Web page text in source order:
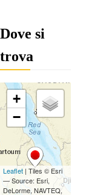
Dove si
trova